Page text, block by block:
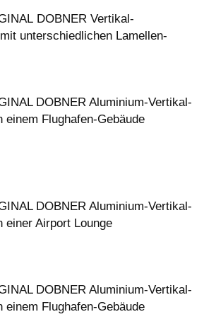
DOBNER Vertikal-
unterschiedlichen Lamellen-
DOBNER Aluminium-Vertikal-
einem Flughafen-Gebäude
DOBNER Aluminium-Vertikal-
einer Airport Lounge
DOBNER Aluminium-Vertikal-
einem Flughafen-Gebäude